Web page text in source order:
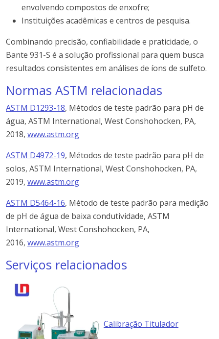
envolvendo compostos de enxofre;
Instituições acadêmicas e centros de pesquisa.
Combinando precisão, confiabilidade e praticidade, o
Bante 931-S é a solução profissional para quem busca
resultados consistentes em análises de íons de sulfeto.
Normas ASTM relacionadas
ASTM D1293-18, Métodos de teste padrão para pH de
água, ASTM International, West Conshohocken, PA,
2018, www.astm.org
ASTM D4972-19, Métodos de teste padrão para pH de
solos, ASTM International, West Conshohocken, PA,
2019, www.astm.org
ASTM D5464-16, Método de teste padrão para medição
de pH de água de baixa condutividade, ASTM
International, West Conshohocken, PA,
2016, www.astm.org
Serviços relacionados
Calibração Titulador